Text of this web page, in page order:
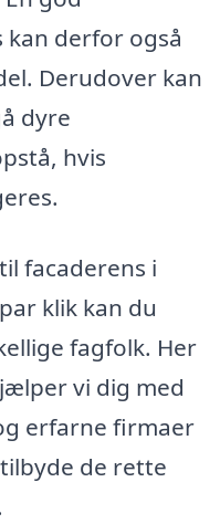
kan derfor også
Derudover kan
dyre
hvis
facaderens i
klik kan du
fagfolk. Her
vi dig med
erfarne firmaer
de rette